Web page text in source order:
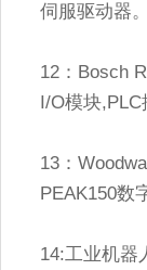
伺服驱动器。
12：Bosch
I/O模块,PLC
13：
PEAK150数
14:工业机器